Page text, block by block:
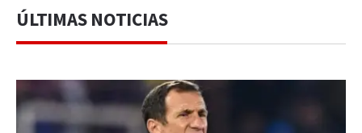
ÚLTIMAS NOTICIAS